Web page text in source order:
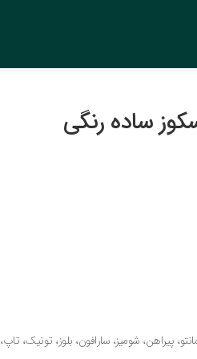
ساده رنگی
پیراهن، شومیز، سارافون، بلوز، تونیک، تاپ،